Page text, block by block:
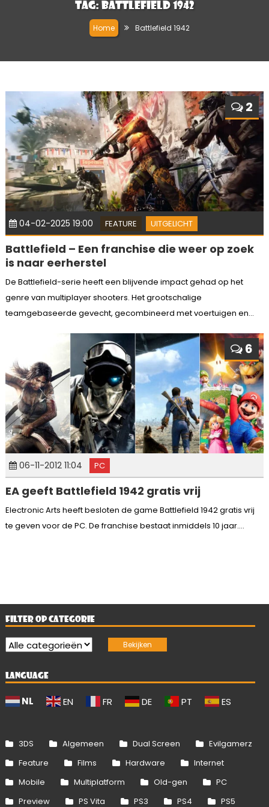
Tag: Battlefield 1942
Home Battlefield 1942
2
04-02-2025 19:00 FEATURE UITGELICHT
Battlefield – Een franchise die weer op zoek
is naar eerherstel
De Battlefield-serie heeft een blijvende impact gehad op het
genre van multiplayer shooters. Het grootschalige
teamgebaseerde gevecht, gecombineerd met voertuigen en...
6
06-11-2012 11:04 PC
EA geeft Battlefield 1942 gratis vrij
Electronic Arts heeft besloten de game Battlefield 1942 gratis vrij
te geven voor de PC. De franchise bestaat inmiddels 10 jaar....
FILTER OP CATEGORIE
LANGUAGE
NL EN FR DE PT ES
3DS Algemeen Dual Screen
Evilgamerz
Feature
Films Hardware
Internet
Mobile
Multiplatform Old-gen
PC
Preview
PS Vita PS3 PS4 PS5